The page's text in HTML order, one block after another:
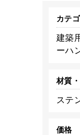
カテ
建築
ーハ
材質
ステ
価格